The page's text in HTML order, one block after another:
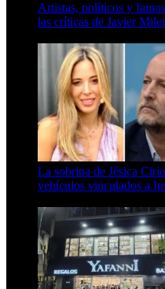
Artistas, políticos y
las críticas de Javier Milei
La sobrina de Jésica
vehículos vinculados a